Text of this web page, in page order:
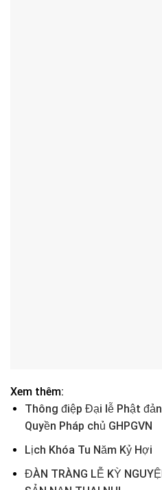
Xem thêm:
Thông điệp Đại lễ Phật
Quyền Pháp chủ GHPGVN
Lịch Khóa Tu Năm Kỷ Hợi
ĐÀN TRÀNG LỄ KỲ